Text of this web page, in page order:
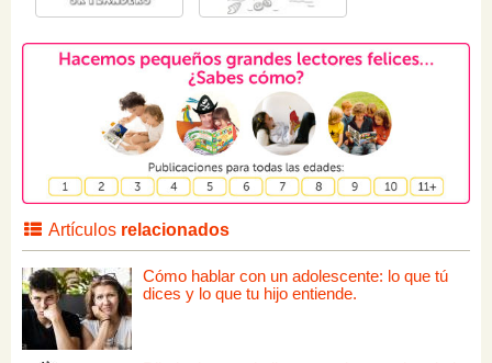
Artículos relacionados
Cómo hablar con un adolescente: lo que tú
dices y lo que tu hijo entiende.